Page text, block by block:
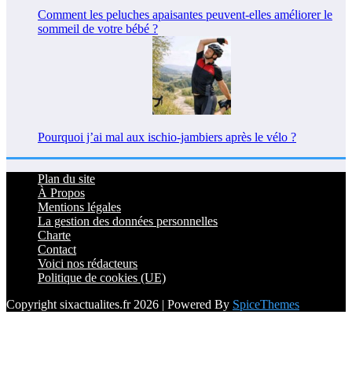
Comment les peluches apaisantes peuvent-elles améliorer le
sommeil de votre bébé ?
Pourquoi j’ai mal aux ischio-jambiers après le vélo ?
Plan du site
À Propos
Mentions légales
La gestion des données personnelles
Charte
Contact
Voici nos rédacteurs
Politique de cookies (UE)
Copyright sixactualites.fr 2026 | Powered By SpiceThemes